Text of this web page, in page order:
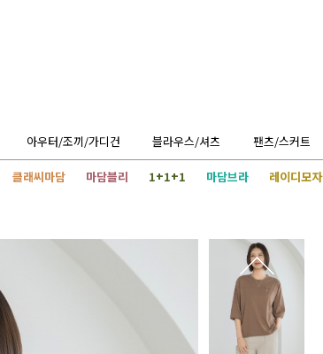
아우터/조끼/가디건 블라우스/셔츠 팬츠/스커트
클래씨마담 마담블리 1+1+1 마담브라 레이디모자